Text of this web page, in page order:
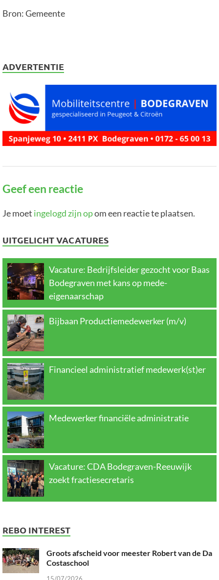
Bron: Gemeente
ADVERTENTIE
Geef een reactie
Je moet ingelogd zijn opom een reactie te plaatsen.
UITGELICHT VACATURES
Vacature: Bedrijfsleider gezocht voor Baas
Bodegraven met kans op mede-
eigenaarschap
Bijbaan Productiemedewerker (m/v)
Financieel administratief medewerk(st)er
Medewerker financiële administratie
Vacature: CDA Bodegraven-Reeuwijk
zoekt fractiesecretaris
REBO INTEREST
Groots afscheid voor meester Robert van de Da
Costaschool